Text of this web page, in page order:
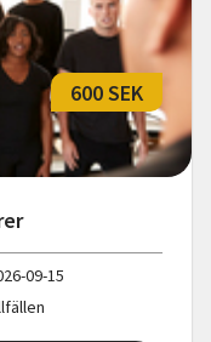
600 SEK
09-15